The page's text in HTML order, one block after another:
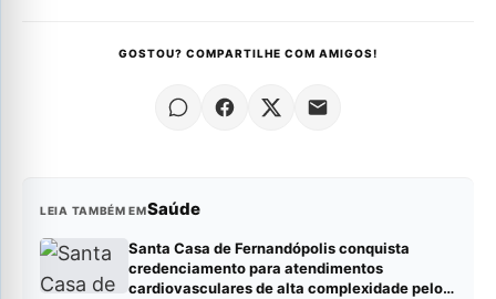
GOSTOU? COMPARTILHE COM AMIGOS!
LEIA TAMBÉM EMSaúde
Santa Casa de Fernandópolis conquista
credenciamento para atendimentos
cardiovasculares de alta complexidade pelo